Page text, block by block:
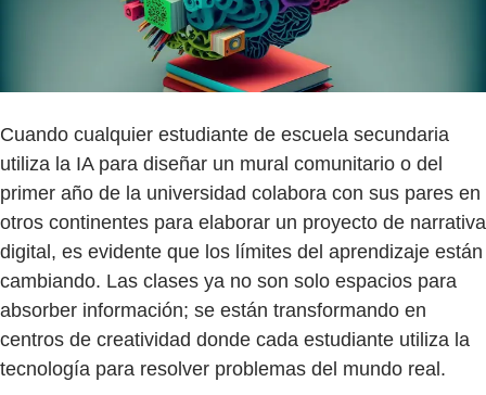
Cuando cualquier estudiante de escuela secundaria
utiliza la IA para diseñar un mural comunitario o del
primer año de la universidad colabora con sus pares en
otros continentes para elaborar un proyecto de narrativa
digital, es evidente que los límites del aprendizaje están
cambiando. Las clases ya no son solo espacios para
absorber información; se están transformando en
centros de creatividad donde cada estudiante utiliza la
tecnología para resolver problemas del mundo real.